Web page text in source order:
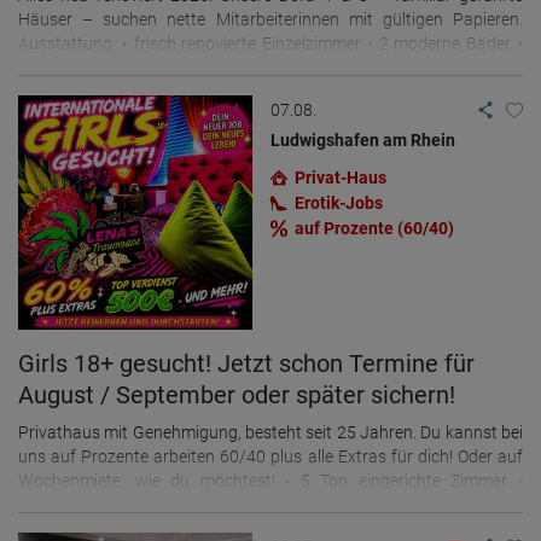
Häuser – suchen nette Mitarbeiterinnen mit gültigen Papieren.
Ausstattung: • frisch renovierte Einzelzimmer • 2 moderne Bäder •
60,00 € pro Tag Service: • Abholung bei Ankunft vom Dortmunder
Flughafen, Dortmunder Hbf oder Hagener Hbf • Unterstützung bei
Ämtergängen – wir begleiten Dich persönlich Unsere Häuser werden
liebevoll und familiär geführt – ein angenehmes Miteinander ist uns
sehr wichtig. Wenn Du Interesse hast, melde Dich gerne direkt bei
mir! 2 separate Zimmer für deine männliche Begleitung stehen zur
Verfügung.
07.08.
Ludwigshafen am Rhein
Privat-Haus
Erotik-Jobs
auf Prozente (60/40)
Girls 18+ gesucht! Jetzt schon Termine für
August / September oder später sichern!
Privathaus mit Genehmigung, besteht seit 25 Jahren. Du kannst bei
uns auf Prozente arbeiten 60/40 plus alle Extras für dich! Oder auf
Wochenmiete, wie du möchtest! - 5 Top eingerichte Zimmer -
Internetzugang WLAN - Eigene Klingel für jede Dame -